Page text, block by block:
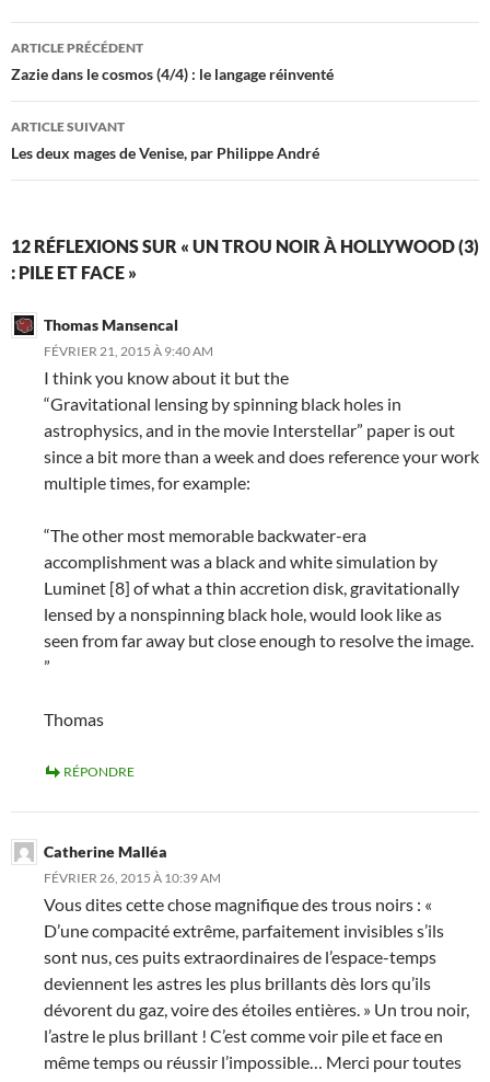
Navigation
des
articles
ARTICLE PRÉCÉDENT
Zazie dans le cosmos (4/4) : le langage réinventé
ARTICLE SUIVANT
Les deux mages de Venise, par Philippe André
12 RÉFLEXIONS SUR « UN TROU NOIR À HOLLYWOOD (3)
: PILE ET FACE »
Thomas Mansencal
FÉVRIER 21, 2015 À 9:40 AM
I think you know about it but the
“Gravitational lensing by spinning black holes in
astrophysics, and in the movie Interstellar” paper is out
since a bit more than a week and does reference your work
multiple times, for example:
“The other most memorable backwater-era
accomplishment was a black and white simulation by
Luminet [8] of what a thin accretion disk, gravitationally
lensed by a nonspinning black hole, would look like as
seen from far away but close enough to resolve the image.
”
Thomas
RÉPONDRE
Catherine Malléa
FÉVRIER 26, 2015 À 10:39 AM
Vous dites cette chose magnifique des trous noirs : «
D’une compacité extrême, parfaitement invisibles s’ils
sont nus, ces puits extraordinaires de l’espace-temps
deviennent les astres les plus brillants dès lors qu’ils
dévorent du gaz, voire des étoiles entières. » Un trou noir,
l’astre le plus brillant ! C’est comme voir pile et face en
même temps ou réussir l’impossible… Merci pour toutes